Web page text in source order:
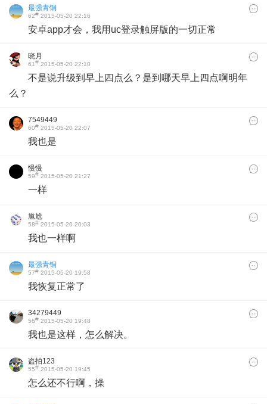
最强青铜
62# 2015-05-20 22:16
安卓app才会，我用uc登录触屏版的一切正常
晓月
61# 2015-05-20 22:10
不是说升级到早上四点么？是到哪天早上四点啊明年
么？
7549449
60# 2015-05-20 22:07
我也是
慢慢
59# 2015-05-20 21:27
一样
尴尬
58# 2015-05-20 20:03
我也一样啊
最强青铜
57# 2015-05-20 19:58
我恢复正常了
34279449
56# 2015-05-20 19:48
我也是这样，怎么解决。
盗拍123
55# 2015-05-20 19:45
怎么还不行啊，操